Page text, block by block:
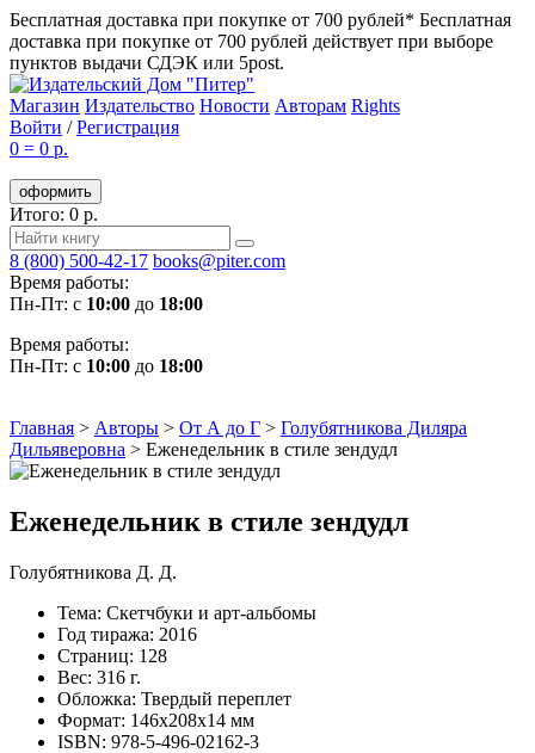
Бесплатная доставка при покупке от 700 рублей* Бесплатная
доставка при покупке от 700 рублей действует при выборе
пунктов выдачи СДЭК или 5post.
Магазин Издательство Новости Авторам Rights
Войти /Регистрация
0 = 0 р.
оформить
Итого: 0 р.
8 (800) 500-42-17 books@piter.com
Время работы:
Пн-Пт: с 10:00 до 18:00
Время работы:
Пн-Пт: с 10:00 до 18:00
Главная > Авторы > От А до Г > Голубятникова Диляра
Дильяверовна > Еженедельник в стиле зендудл
Еженедельник в стиле зендудл
Голубятникова Д. Д.
Тема: Скетчбуки и арт-альбомы
Год тиража: 2016
Страниц: 128
Вес: 316 г.
Обложка: Твердый переплет
Формат: 146х208х14 мм
ISBN: 978-5-496-02162-3